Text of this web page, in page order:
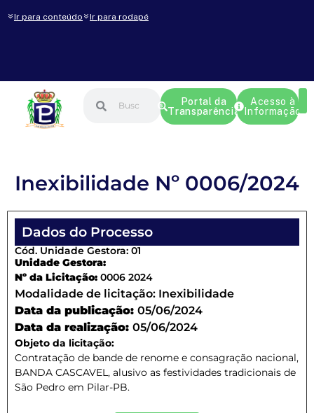
Ir para conteúdo Ir para rodapé
Portal da
Transparência
Acesso à
Informação
Inexibilidade Nº 0006/2024
Dados do Processo
Cód. Unidade Gestora: 01
Unidade Gestora:
Nº da Licitação: 0006 2024
Modalidade de licitação: Inexibilidade
Data da publicação: 05/06/2024
Data da realização: 05/06/2024
Objeto da licitação:
Contratação de bande de renome e consagração nacional,
BANDA CASCAVEL, alusivo as festividades tradicionais de
São Pedro em Pilar-PB.